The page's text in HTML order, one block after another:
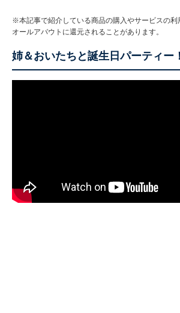
※本記事で紹介している商品の購入やサービスの利
オールアバウトに還元されることがあります。
姉＆おいたちと誕生日パーティー！